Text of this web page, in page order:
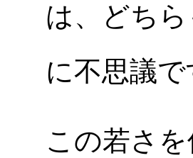
は、どち
に不思議で
この若さ